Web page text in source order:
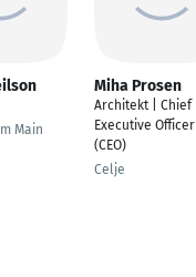
Main
Miha Prosen
Architekt | Chief
Executive Officer
(CEO)
Celje